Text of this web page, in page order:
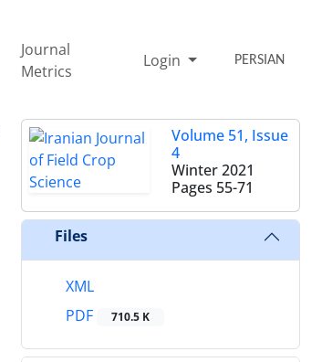
Journal
Metrics
Login PERSIAN
Volume 51, Issue
4
Winter 2021
Pages 55-71
Files
XML
PDF
710.5 K